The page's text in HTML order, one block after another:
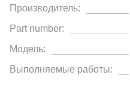
Производитель:
Part number:
Модель:
Выполняемые работы: